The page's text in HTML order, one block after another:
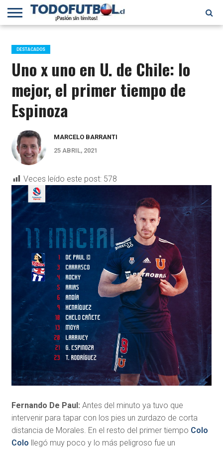
PRIMERA
B
SELECCIÓN
CHILENA
CHILENOS
EN EL
MUNDO
FÚTBOL
INTERNACIONAL
DESTACADOS
Uno x uno en U. de Chile: lo
mejor, el primer tiempo de
Espinoza
MARCELO BARRANTI
25 ABRIL, 2021
Veces leído este post: 578
Fernando De Paul: Antes del minuto ya tuvo que
intervenir para tapar con los pies un zurdazo de corta
distancia de Morales. En el resto del primer tiempo Colo
Colo llegó muy poco y lo más peligroso fue un